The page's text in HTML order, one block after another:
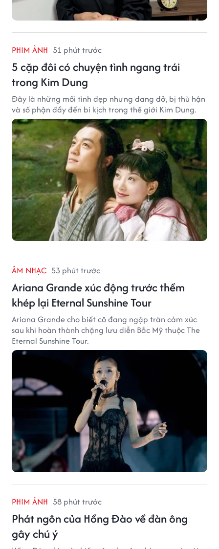
PHIM ẢNH 51 phút trước
5 cặp đôi có chuyện tình ngang trái
trong Kim Dung
Đây là những mối tình đẹp nhưng dang dở, bị thù hận
và số phận đẩy đến bi kịch trong thế giới Kim Dung.
ÂM NHẠC 53 phút trước
Ariana Grande xúc động trước thềm
khép lại Eternal Sunshine Tour
Ariana Grande cho biết cô đang ngập tràn cảm xúc
sau khi hoàn thành chặng lưu diễn Bắc Mỹ thuộc The
Eternal Sunshine Tour.
PHIM ẢNH 58 phút trước
Phát ngôn của Hồng Đào về đàn ông
gây chú ý